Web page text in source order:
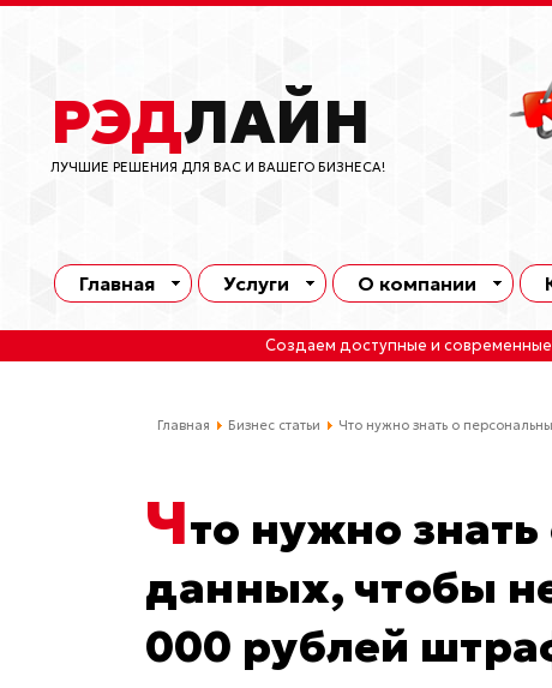
РЭДЛАЙН
ЛУЧШИЕ РЕШЕНИЯ ДЛЯ ВАС И ВАШЕГО БИЗНЕСА!
Главная Услуги О компании
Создаем доступные и современные
Главная Бизнес статьи Что нужно знать о
Что нужно
данных, чтобы
000 рублей